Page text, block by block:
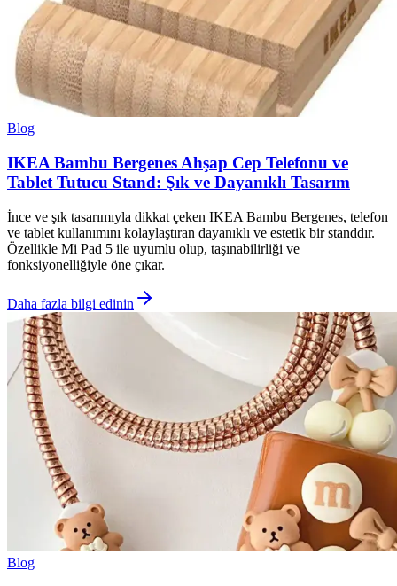
Blog
IKEA Bambu Bergenes Ahşap Cep Telefonu ve
Tablet Tutucu Stand: Şık ve Dayanıklı Tasarım
İnce ve şık tasarımıyla dikkat çeken IKEA Bambu Bergenes, telefon
ve tablet kullanımını kolaylaştıran dayanıklı ve estetik bir standdır.
Özellikle Mi Pad 5 ile uyumlu olup, taşınabilirliği ve
fonksiyonelliğiyle öne çıkar.
Daha fazla bilgi edinin
Blog